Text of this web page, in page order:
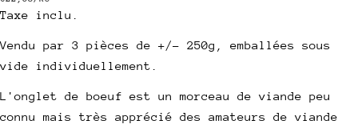
habituel
UNITAIRE
Taxe inclu.
Vendu par 3 pièces de +/- 250g, emballées sous
vide individuellement.
L'onglet de boeuf est un morceau de viande peu
connu mais très apprécié des amateurs de viande
Partager ce produit
nom
email
Votre